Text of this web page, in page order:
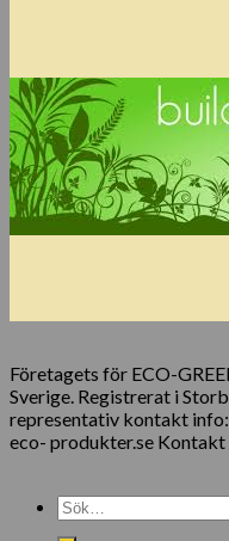
Företagets för ECO-
Sverige. Registrerat i
representativ kontakt
eco- produkter.se
Sök
efter: